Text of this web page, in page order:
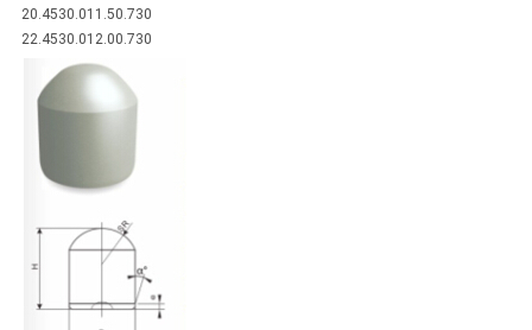
20.4530.011.50.730
22.4530.012.00.730